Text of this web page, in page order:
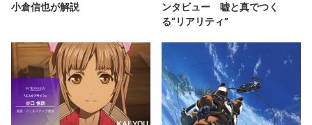
小倉信也が解説
ンタビュー 嘘と真でつく
る“リアリティ”